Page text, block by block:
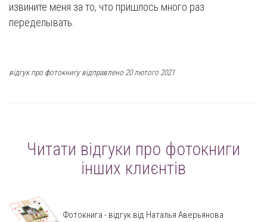
извините меня за то, что пришлось много раз
переделывать.
відгук про фотокнигу відправлено 20 лютого 2021
Читати відгуки про фотокниги
інших клиєнтів
Фотокнига - відгук від Наталья Аверьянова